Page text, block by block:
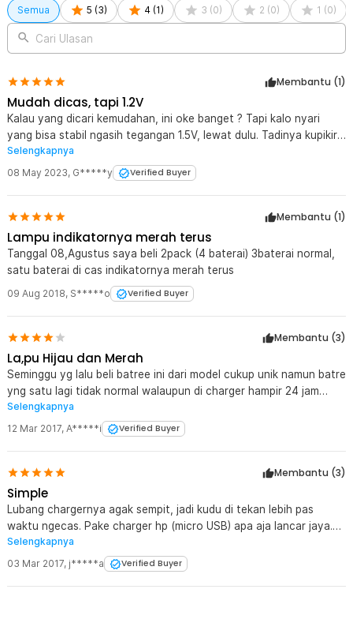
Semua 5 (3) 4 (1 ) 3 (0) 2 (0) 1 (0)
Cari Ulasan
Membantu (1)
Mudah dicas, tapi 1.2V
Kalau yang dicari kemudahan, ini oke banget ? Tapi kalo nyari
yang bisa stabil ngasih tegangan 1.5V, lewat dulu. Tadinya kupikir
karena dicas pake USB baterai ini pake li-ion, tapi ternyata
setelah dicas full pun tegangan cuma 1.2V
Selengkapnya
08 May 2023, G*****y Verified Buyer
Membantu (1)
Lampu indikatornya merah terus
Tanggal 08,Agustus saya beli 2pack (4 baterai) 3baterai normal,
satu baterai di cas indikatornya merah terus
09 Aug 2018, S*****o Verified Buyer
Membantu (3)
La,pu Hijau dan Merah
Seminggu yg lalu beli batree ini dari model cukup unik namun batre
yng satu lagi tidak normal walaupun di charger hampir 24 jam
tetep ja lampu nya merah terus..tp ketika d gunakan masihbisa
menyalkn lmpu led, sya menggunkan n\battre ini untuk senter led
cree pocketma..over all baguss... muah d cahrger..
Selengkapnya
12 Mar 2017, A*****i Verified Buyer
Membantu (3)
Simple
Lubang chargernya agak sempit, jadi kudu di tekan lebih pas
waktu ngecas. Pake charger hp (micro USB) apa aja lancar jaya.
Simple ga perlu bawa charger khusus. Kalo bisa tambah lg
ampernya, 2000maH gitu. Hehe Thanks jaknot, we love you ????
Selengkapnya
03 Mar 2017, j*****a Verified Buyer